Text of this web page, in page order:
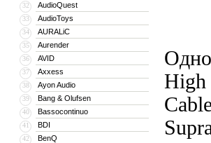
32 AudioQuest
33 AudioToys
34 AURALiC
35 Aurender
36 AVID
37 Axxess
38 Ayon Audio
39 Bang & Olufsen
40 Bassocontinuo
41 BDI
42 BenQ
High